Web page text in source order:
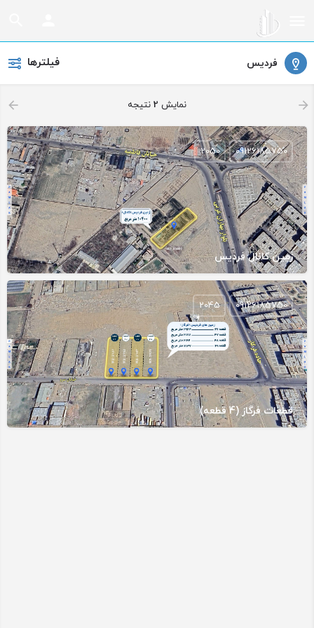
فردیس فیلترها
نمایش 2 نتيجه
زمین کانال فردیس
09126185750
2050
قطعات فرگاز (4 قطعه)
09126185750
2045